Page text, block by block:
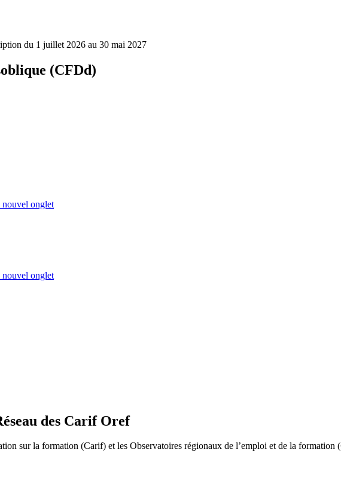
du 1 juillet 2026 au 30 mai 2027
(CFDd)
nouvel onglet
nouvel onglet
des Carif Oref
sur la formation (Carif) et les Observatoires régionaux de l’emploi et de la